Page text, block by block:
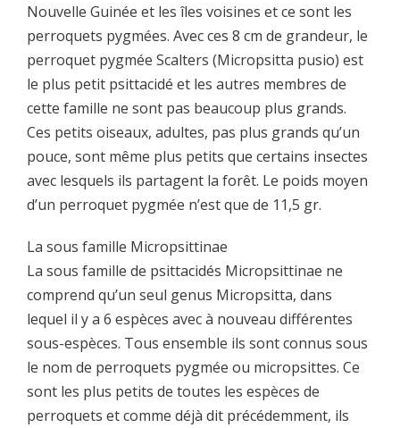
Nouvelle Guinée et les îles voisines et ce sont les
perroquets pygmées. Avec ces 8 cm de grandeur, le
perroquet pygmée Scalters (Micropsitta pusio) est
le plus petit psittacidé et les autres membres de
cette famille ne sont pas beaucoup plus grands.
Ces petits oiseaux, adultes, pas plus grands qu’un
pouce, sont même plus petits que certains insectes
avec lesquels ils partagent la forêt. Le poids moyen
d’un perroquet pygmée n’est que de 11,5 gr.
La sous famille Micropsittinae
La sous famille de psittacidés Micropsittinae ne
comprend qu’un seul genus Micropsitta, dans
lequel il y a 6 espèces avec à nouveau différentes
sous-espèces. Tous ensemble ils sont connus sous
le nom de perroquets pygmée ou micropsittes. Ce
sont les plus petits de toutes les espèces de
perroquets et comme déjà dit précédemment, ils